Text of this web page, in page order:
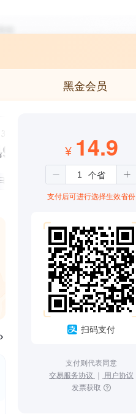
黑金会员
3个月
99
仅1.08元
¥ 14.9
支付后可进行选择生效省份
扫码支付
支付则代表同意
交易服务协议 ｜ 用户协议
发票获取